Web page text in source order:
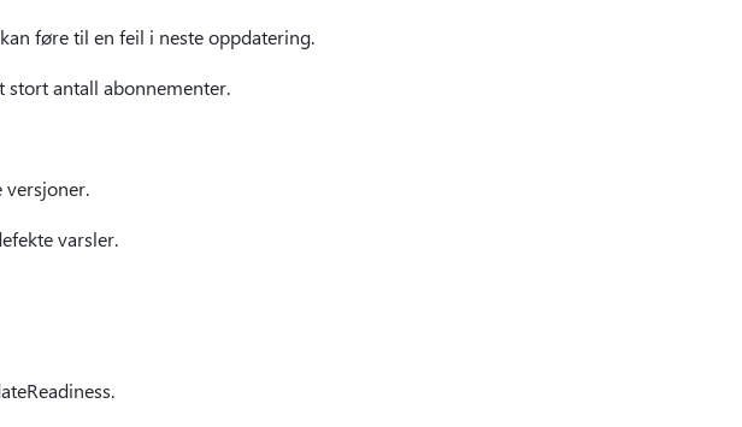
føre til en feil i neste oppdatering.
stort antall abonnementer.
varsler.